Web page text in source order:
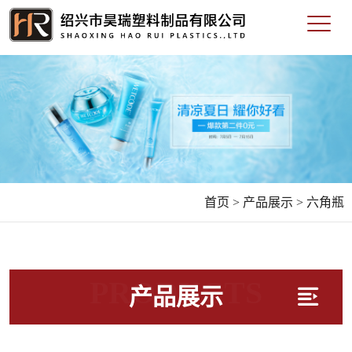
首页 > 产品展示 > 六角瓶
产品展示
PRODUCTS